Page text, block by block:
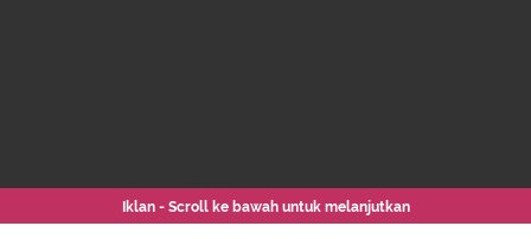
Iklan - Scroll ke bawah untuk melanjutkan